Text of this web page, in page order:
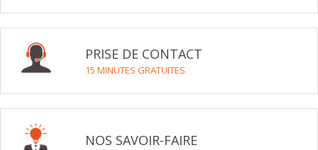
PRISE DE CONTACT
15 MINUTES GRATUITES
NOS SAVOIR-FAIRE